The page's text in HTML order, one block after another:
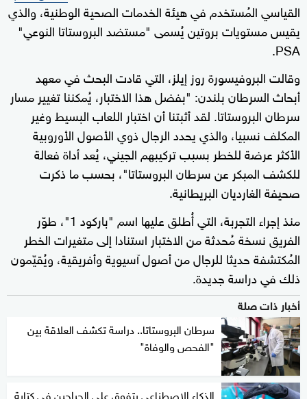
القياسي المُستخدم في هيئة الخدمات الصحية الوطنية، والذي
يقيس مستويات بروتين يُسمى "مستضد البروستاتا النوعي"
PSA.
وقالت البروفيسورة روز إيلز، التي قادت البحث في معهد
أبحاث السرطان بلندن: "بفضل هذا الاختبار، يُمكننا تغيير مسار
سرطان البروستاتا. لقد أثبتنا أن اختبار اللعاب البسيط وغير
المكلف نسبيا، والذي يحدد الرجال ذوي الأصول الأوروبية
الأكثر عرضة للخطر بسبب تركيبهم الجيني، يُعد أداة فعالة
للكشف المبكر عن سرطان البروستاتا"، بحسب ما ذكرت
صحيفة الغارديان البريطانية.
منذ إجراء التجربة، التي أُطلق عليها اسم "باركود 1"، طوّر
الفريق نسخة مُحدثة من الاختبار استنادا إلى متغيرات الخطر
المُكتشفة حديثا للرجال من أصول آسيوية وأفريقية، ويُقيّمون
ذلك في دراسة جديدة.
أخبار ذات صلة
سرطان البروستاتا.. دراسة تكشف العلاقة بين
"الفحص والوفاة"
الذكاء الاصطناعي يتفوق على الجراحين في كتابة